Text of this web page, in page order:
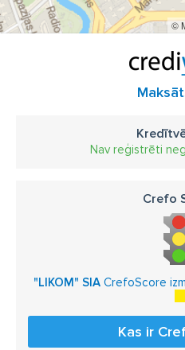
©
Nav reģistrēti
Crefo
"LIKOM" SIACrefoScore
Kas ir